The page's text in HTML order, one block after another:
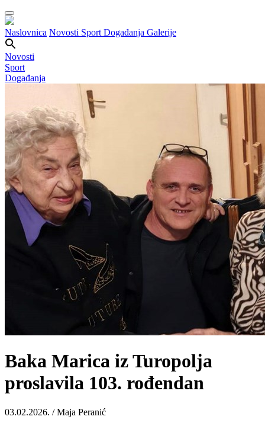
Naslovnica Novosti Sport Događanja Galerije
Novosti
Sport
Događanja
Baka Marica iz Turopolja
proslavila 103. rođendan
03.02.2026. / Maja Peranić